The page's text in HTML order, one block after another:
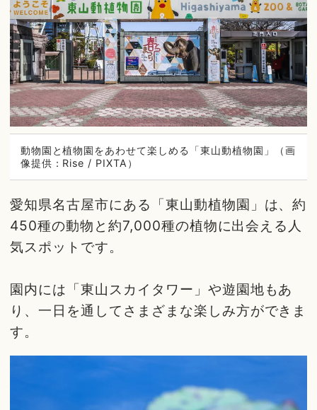
動物園と植物園をあわせて楽しめる「東山動植物園」（画
像提供：Rise / PIXTA）
愛知県名古屋市にある「東山動植物園」は、約
450種の動物と約7,000種の植物に出会える人
気スポットです。
園内には「東山スカイタワー」や遊園地もあ
り、一日を通してさまざまな楽しみ方ができま
す。